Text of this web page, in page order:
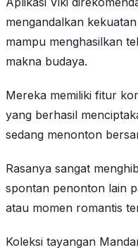
mengandalkan
mampu menghasilkan
makna budaya.
Mereka memiliki fitur
yang berhasil
sedang menonton
Rasanya sangat
spontan penonton lain
atau momen romantis
Koleksi tayangan